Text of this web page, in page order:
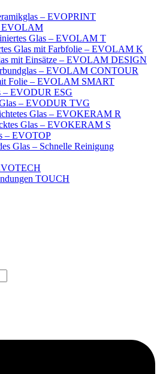
– EVOPRINT
EVOLAM
Glas – EVOLAM T
Glas mit Farbfolie – EVOLAM K
mit Einsätze – EVOLAM DESIGN
– EVOLAM CONTOUR
Folie – EVOLAM SMART
– EVODUR ESG
– EVODUR TVG
Glas – EVOKERAM R
Glas – EVOKERAM S
– EVOTOP
Glas – Schnelle Reinigung
TOUCH